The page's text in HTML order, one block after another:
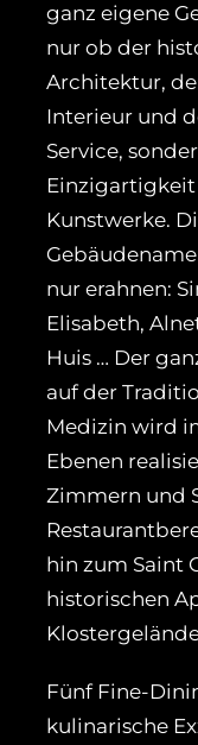
ganz eigene
nur ob der
Architektur,
Interieur und
Service,
Kunstwerke.
nur erahnen:
Elisabeth,
Huis … Der
auf der
Medizin wird
Ebenen
Zimmern und
hin zum Saint
historischen
Fünf Fine-
kulinarische